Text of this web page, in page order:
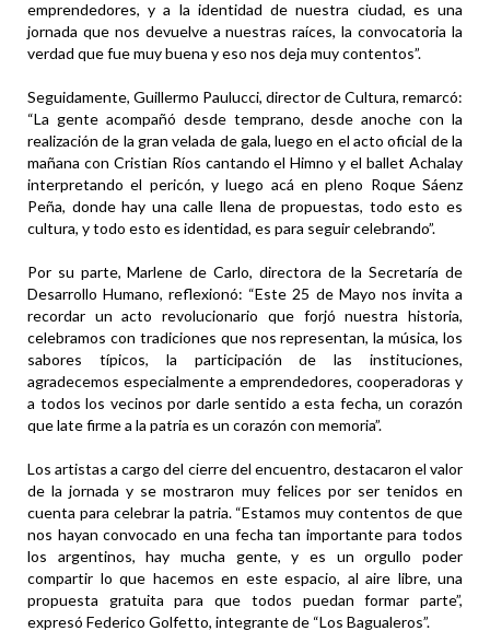
emprendedores, y a la identidad de nuestra ciudad, es una
jornada que nos devuelve a nuestras raíces, la convocatoria la
verdad que fue muy buena y eso nos deja muy contentos”.
Seguidamente, Guillermo Paulucci, director de Cultura, remarcó:
“La gente acompañó desde temprano, desde anoche con la
realización de la gran velada de gala, luego en el acto oficial de la
mañana con Cristian Ríos cantando el Himno y el ballet Achalay
interpretando el pericón, y luego acá en pleno Roque Sáenz
Peña, donde hay una calle llena de propuestas, todo esto es
cultura, y todo esto es identidad, es para seguir celebrando”.
Por su parte, Marlene de Carlo, directora de la Secretaría de
Desarrollo Humano, reflexionó: “Este 25 de Mayo nos invita a
recordar un acto revolucionario que forjó nuestra historia,
celebramos con tradiciones que nos representan, la música, los
sabores típicos, la participación de las instituciones,
agradecemos especialmente a emprendedores, cooperadoras y
a todos los vecinos por darle sentido a esta fecha, un corazón
que late firme a la patria es un corazón con memoria”.
Los artistas a cargo del cierre del encuentro, destacaron el valor
de la jornada y se mostraron muy felices por ser tenidos en
cuenta para celebrar la patria. “Estamos muy contentos de que
nos hayan convocado en una fecha tan importante para todos
los argentinos, hay mucha gente, y es un orgullo poder
compartir lo que hacemos en este espacio, al aire libre, una
propuesta gratuita para que todos puedan formar parte”,
expresó Federico Golfetto, integrante de “Los Bagualeros”.